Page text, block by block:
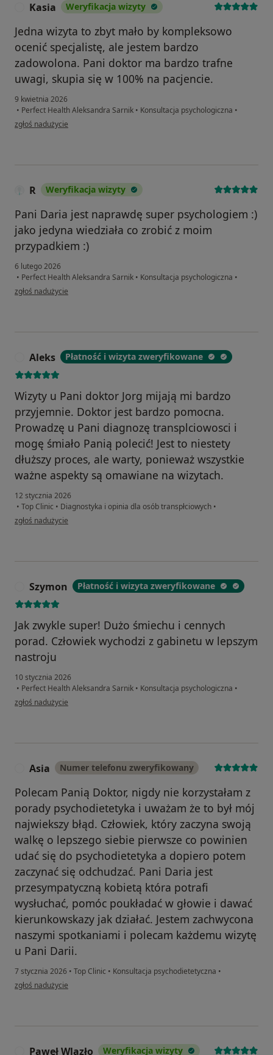
Kasia Weryfikacja wizyty
Jedna wizyta to zbyt mało by kompleksowo
ocenić specjalistę, ale jestem bardzo
zadowolona. Pani doktor ma bardzo trafne
uwagi, skupia się w 100% na pacjencie.
9 kwietnia 2026
• Perfect Health Aleksandra Sarnik • Konsultacja psychologiczna •
w opinii użytkownika Kasia
zgłoś nadużycie
R Weryfikacja wizyty
Pani Daria jest naprawdę super psychologiem :)
jako jedyna wiedziała co zrobić z moim
przypadkiem :)
6 lutego 2026
• Perfect Health Aleksandra Sarnik • Konsultacja psychologiczna •
w opinii użytkownika R
zgłoś nadużycie
Aleks Płatność i wizyta zweryfikowane
Wizyty u Pani doktor Jorg mijają mi bardzo
przyjemnie. Doktor jest bardzo pomocna.
Prowadzę u Pani diagnozę transplciowosci i
mogę śmiało Panią polecić! Jest to niestety
dłuższy proces, ale warty, ponieważ wszystkie
ważne aspekty są omawiane na wizytach.
12 stycznia 2026
• Top Clinic • Diagnostyka i opinia dla osób transpłciowych •
w opinii użytkownika Aleks
zgłoś nadużycie
Szymon Płatność i wizyta zweryfikowane
Jak zwykle super! Dużo śmiechu i cennych
porad. Człowiek wychodzi z gabinetu w lepszym
nastroju
10 stycznia 2026
• Perfect Health Aleksandra Sarnik • Konsultacja psychologiczna •
w opinii użytkownika Szymon
zgłoś nadużycie
Asia Numer telefonu zweryfikowany
Polecam Panią Doktor, nigdy nie korzystałam z
porady psychodietetyka i uważam że to był mój
najwiekszy błąd. Człowiek, który zaczyna swoją
walkę o lepszego siebie pierwsze co powinien
udać się do psychodietetyka a dopiero potem
zaczynać się odchudzać. Pani Daria jest
przesympatyczną kobietą która potrafi
wysłuchać, pomóc poukładać w głowie i dawać
kierunkowskazy jak działać. Jestem zachwycona
naszymi spotkaniami i polecam każdemu wizytę
u Pani Darii.
7 stycznia 2026 • Top Clinic • Konsultacja psychodietetyczna •
w opinii użytkownika Asia
zgłoś nadużycie
Paweł Wlazło Weryfikacja wizyty